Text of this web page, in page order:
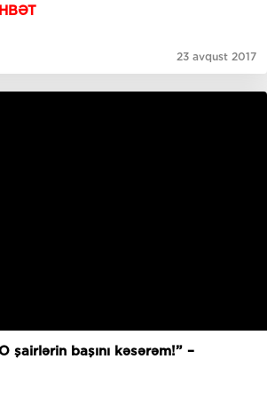
23 avqust 2017
şairlərin başını kəsərəm!” –